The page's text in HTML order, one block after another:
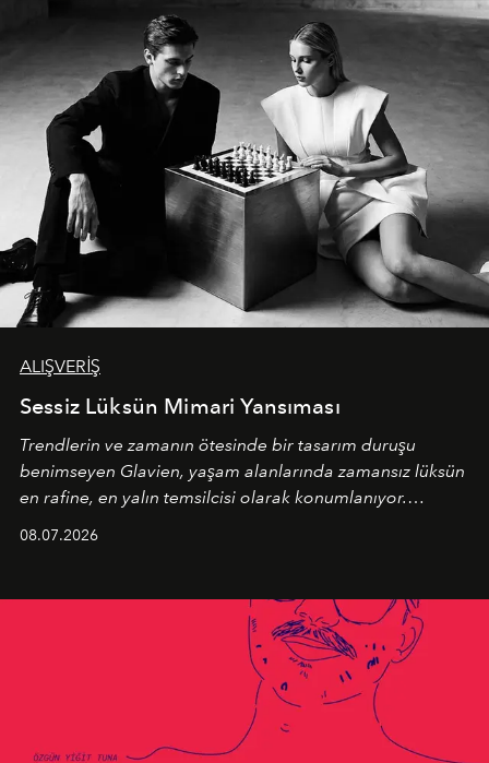
ALIŞVERİŞ
Sessiz Lüksün Mimari Yansıması
Trendlerin ve zamanın ötesinde bir tasarım duruşu
benimseyen Glavien, yaşam alanlarında zamansız lüksün
en rafine, en yalın temsilcisi olarak konumlanıyor.
08.07.2026